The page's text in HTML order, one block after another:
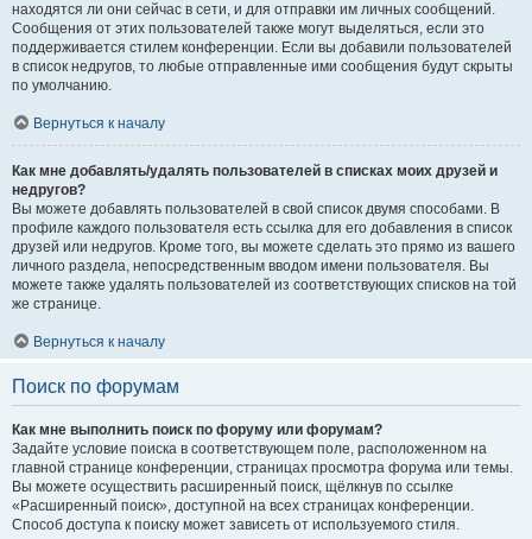
находятся ли они сейчас в сети, и для отправки им личных сообщений.
Сообщения от этих пользователей также могут выделяться, если это
поддерживается стилем конференции. Если вы добавили пользователей
в список недругов, то любые отправленные ими сообщения будут скрыты
по умолчанию.
Вернуться к началу
Как мне добавлять/удалять пользователей в списках моих друзей и
недругов?
Вы можете добавлять пользователей в свой список двумя способами. В
профиле каждого пользователя есть ссылка для его добавления в список
друзей или недругов. Кроме того, вы можете сделать это прямо из вашего
личного раздела, непосредственным вводом имени пользователя. Вы
можете также удалять пользователей из соответствующих списков на той
же странице.
Вернуться к началу
Поиск по форумам
Как мне выполнить поиск по форуму или форумам?
Задайте условие поиска в соответствующем поле, расположенном на
главной странице конференции, страницах просмотра форума или темы.
Вы можете осуществить расширенный поиск, щёлкнув по ссылке
«Расширенный поиск», доступной на всех страницах конференции.
Способ доступа к поиску может зависеть от используемого стиля.